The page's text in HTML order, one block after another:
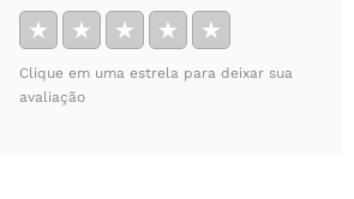
★ ★ ★ ★ ★
Clique em uma estrela para deixar sua
avaliação